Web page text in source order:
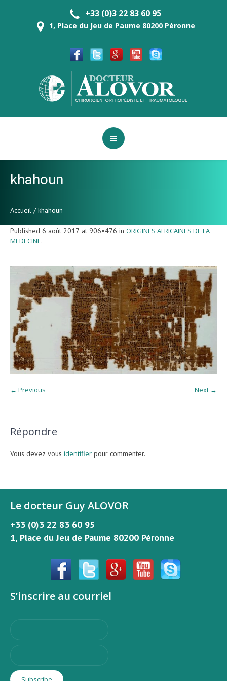
+33 (0)3 22 83 60 95
1, Place du Jeu de Paume 80200 Péronne
khahoun
Accueil /khahoun
Published 6 août 2017 at 906×476 in ORIGINES AFRICAINES DE LA
MEDECINE.
← Previous Next →
Répondre
Vous devez vous identifier pour commenter.
Le docteur Guy ALOVOR
+33 (0)3 22 83 60 95
1, Place du Jeu de Paume 80200 Péronne
S’inscrire au courriel